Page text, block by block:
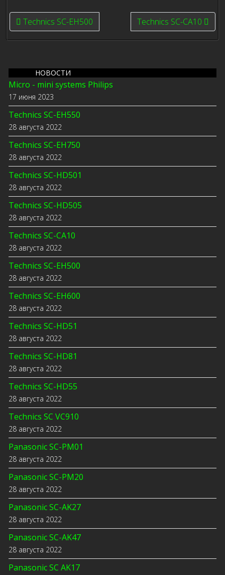
Previous article: Technics SC-EH500
Technics SC-EH500 Next article: Technics
Technics SC-CA10
НОВОСТИ
Micro - mini systems Philips
17 июня 2023
Technics SC-EH550
28 августа 2022
Technics SC-EH750
28 августа 2022
Technics SC-HD501
28 августа 2022
Technics SC-HD505
28 августа 2022
Technics SC-CA10
28 августа 2022
Technics SC-EH500
28 августа 2022
Technics SC-EH600
28 августа 2022
Technics SC-HD51
28 августа 2022
Technics SC-HD81
28 августа 2022
Technics SC-HD55
28 августа 2022
Technics SC VC910
28 августа 2022
Panasonic SC-PM01
28 августа 2022
Panasonic SC-PM20
28 августа 2022
Panasonic SC-AK27
28 августа 2022
Panasonic SC-AK47
28 августа 2022
Panasonic SC AK17